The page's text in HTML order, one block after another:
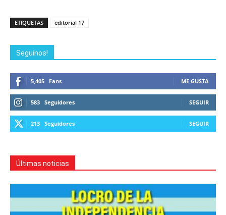
ETIQUETAS editorial 17
Seguinos!
5,405 Fans ME GUSTA
583 Seguidores SEGUIR
213 Seguidores SEGUIR
Últimas noticias